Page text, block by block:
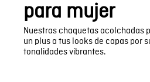
Swimwear
para mujer
Nuestras chaquetas acolchadas
un plus a tus looks de capas por
tonalidades vibrantes.